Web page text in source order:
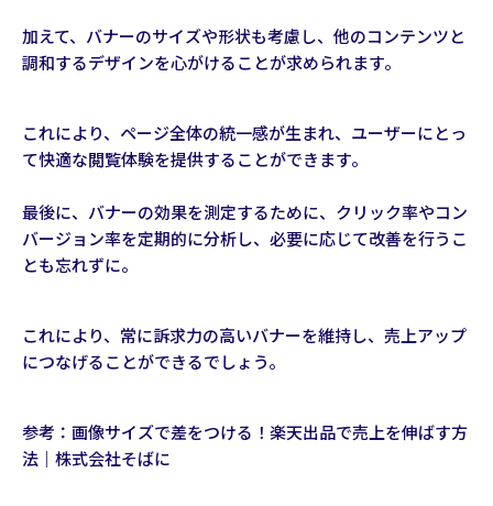
加えて、バナーのサイズや形状も考慮し、他のコンテンツと
調和するデザインを心がけることが求められます。
これにより、ページ全体の統一感が生まれ、ユーザーにとっ
て快適な閲覧体験を提供することができます。
最後に、バナーの効果を測定するために、クリック率やコン
バージョン率を定期的に分析し、必要に応じて改善を行うこ
とも忘れずに。
これにより、常に訴求力の高いバナーを維持し、売上アップ
につなげることができるでしょう。
参考： 画像サイズで差をつける！楽天出品で売上を伸ばす方
法｜株式会社そばに